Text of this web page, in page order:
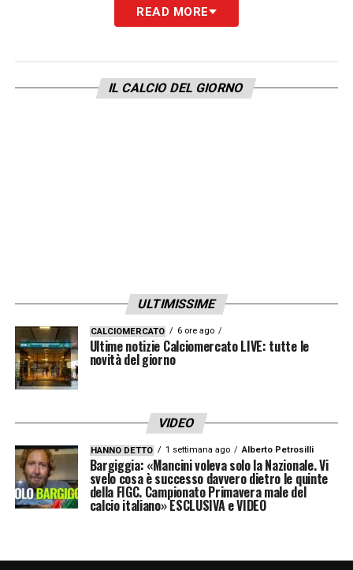
READ MORE
IL CALCIO DEL GIORNO
ULTIMISSIME
CALCIOMERCATO 6 ore ago
Ultime notizie Calciomercato LIVE: tutte le
novità del giorno
VIDEO
HANNO DETTO 1 settimana ago Alberto Petrosilli
Bargiggia: «Mancini voleva solo la Nazionale. Vi
svelo cosa è successo davvero dietro le quinte
della FIGC. Campionato Primavera male del
calcio italiano» ESCLUSIVA e VIDEO